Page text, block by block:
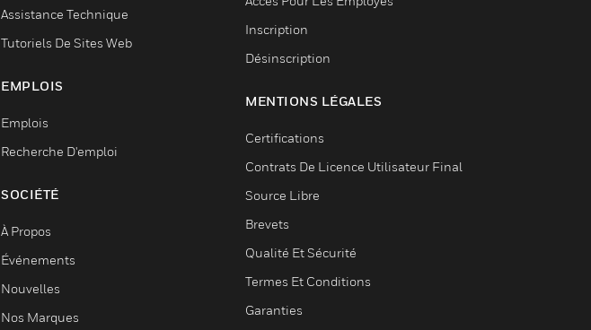
Assistance Technique
Tutoriels De Sites Web
EMPLOIS
Emplois
Recherche D'emploi
SOCIÉTÉ
À Propos
Événements
Nouvelles
Nos Marques
Inscription
Désinscription
MENTIONS LÉGALES
Certifications
Contrats De Licence Utilisateur Final
Source Libre
Brevets
Qualité Et Sécurité
Termes Et Conditions
Garanties